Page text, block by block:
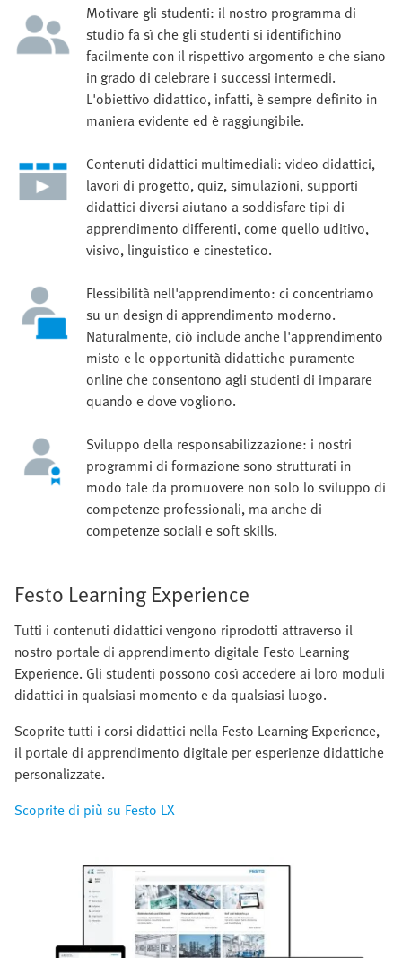
Motivare gli studenti: il nostro programma di
studio fa sì che gli studenti si identifichino
facilmente con il rispettivo argomento e che siano
in grado di celebrare i successi intermedi.
L'obiettivo didattico, infatti, è sempre definito in
maniera evidente ed è raggiungibile.
Contenuti didattici multimediali: video didattici,
lavori di progetto, quiz, simulazioni, supporti
didattici diversi aiutano a soddisfare tipi di
apprendimento differenti, come quello uditivo,
visivo, linguistico e cinestetico.
Flessibilità nell'apprendimento: ci concentriamo
su un design di apprendimento moderno.
Naturalmente, ciò include anche l'apprendimento
misto e le opportunità didattiche puramente
online che consentono agli studenti di imparare
quando e dove vogliono.
Sviluppo della responsabilizzazione: i nostri
programmi di formazione sono strutturati in
modo tale da promuovere non solo lo sviluppo di
competenze professionali, ma anche di
competenze sociali e soft skills.
Festo Learning Experience
Tutti i contenuti didattici vengono riprodotti attraverso il
nostro portale di apprendimento digitale Festo Learning
Experience. Gli studenti possono così accedere ai loro moduli
didattici in qualsiasi momento e da qualsiasi luogo.
Scoprite tutti i corsi didattici nella Festo Learning Experience,
il portale di apprendimento digitale per esperienze didattiche
personalizzate.
Scoprite di più su Festo LX